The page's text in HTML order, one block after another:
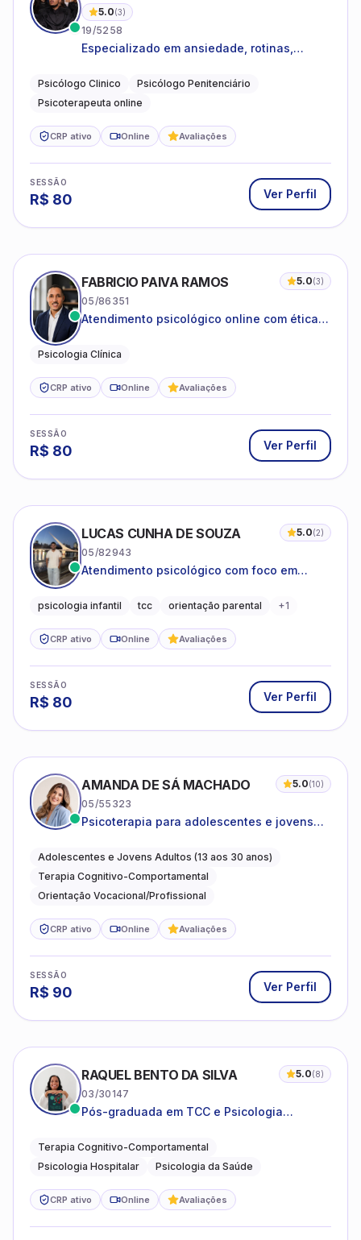
5.0(3)
19/5258
Especializado em ansiedade, rotinas,
familiares e questões comportamentais.
Psicólogo Clinico
Psicólogo Penitenciário
Psicoterapeuta online
CRP ativo Online Avaliações
SESSÃO
R$ 80 Ver Perfil
FABRICIO PAIVA RAMOS 5.0(3)
05/86351
Atendimento psicológico online com ética,
Psicologia Clínica
CRP ativo Online Avaliações
SESSÃO
R$ 80 Ver Perfil
LUCAS CUNHA DE SOUZA 5.0(2)
05/82943
Atendimento psicológico com foco em
promovendo equilíbrio emocional e
psicologia infantil tcc orientação parental +1
CRP ativo Online Avaliações
SESSÃO
R$ 80 Ver Perfil
AMANDA DE SÁ MACHADO 5.0(10)
05/55323
Psicoterapia para adolescentes e jovens
autoestima, relações e orientação
profissional
Adolescentes e Jovens Adultos (13 aos 30 anos)
Terapia Cognitivo-Comportamental
Orientação Vocacional/Profissional
CRP ativo Online Avaliações
SESSÃO
R$ 90 Ver Perfil
RAQUEL BENTO DA SILVA 5.0(8)
03/30147
Pós-graduada em TCC e Psicologia
Terapia Cognitivo-Comportamental
Psicologia Hospitalar
Psicologia da Saúde
CRP ativo Online Avaliações